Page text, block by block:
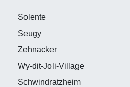
Solente
Seugy
Zehnacker
Wy-dit-Joli-Village
Schwindratzheim